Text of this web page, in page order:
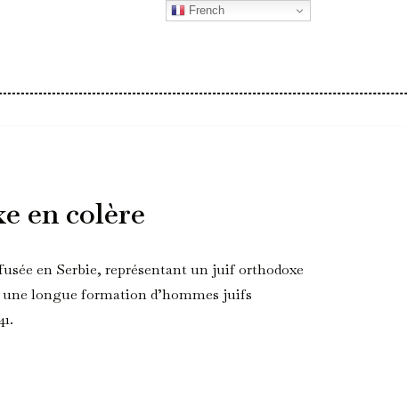
en colère
en Serbie, représentant un juif orthodoxe
longue formation d’hommes juifs
French